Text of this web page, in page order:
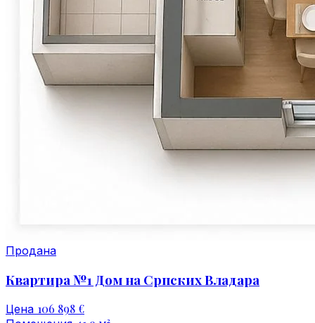
Продана
Квартира №1 Дом на Српских Владара
Цена 106 898 €